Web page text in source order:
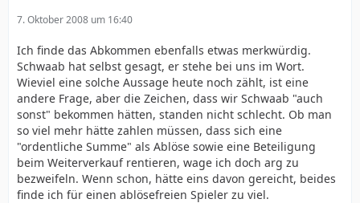
7. Oktober 2008 um 16:40
Ich finde das Abkommen ebenfalls etwas merkwürdig.
Schwaab hat selbst gesagt, er stehe bei uns im Wort.
Wieviel eine solche Aussage heute noch zählt, ist eine
andere Frage, aber die Zeichen, dass wir Schwaab "auch
sonst" bekommen hätten, standen nicht schlecht. Ob man
so viel mehr hätte zahlen müssen, dass sich eine
"ordentliche Summe" als Ablöse sowie eine Beteiligung
beim Weiterverkauf rentieren, wage ich doch arg zu
bezweifeln. Wenn schon, hätte eins davon gereicht, beides
finde ich für einen ablösefreien Spieler zu viel.